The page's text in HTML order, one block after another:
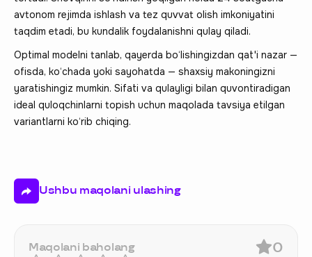
avtonom rejimda ishlash va tez quvvat olish imkoniyatini
taqdim etadi, bu kundalik foydalanishni qulay qiladi.
Optimal modelni tanlab, qayerda bo‘lishingizdan qat'i nazar —
ofisda, ko‘chada yoki sayohatda — shaxsiy makoningizni
yaratishingiz mumkin. Sifati va qulayligi bilan quvontiradigan
ideal quloqchinlarni topish uchun maqolada tavsiya etilgan
variantlarni ko‘rib chiqing.
Ushbu maqolani ulashing
Maqolani baholang 0